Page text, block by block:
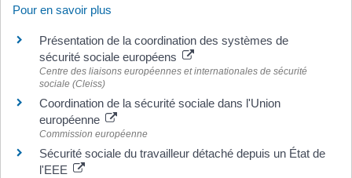
Pour en savoir plus
Présentation de la coordination des systèmes de
sécurité sociale européens
Centre des liaisons européennes et internationales de sécurité
sociale (Cleiss)
Coordination de la sécurité sociale dans l'Union
européenne
Commission européenne
Sécurité sociale du travailleur détaché depuis un État de
l'EEE